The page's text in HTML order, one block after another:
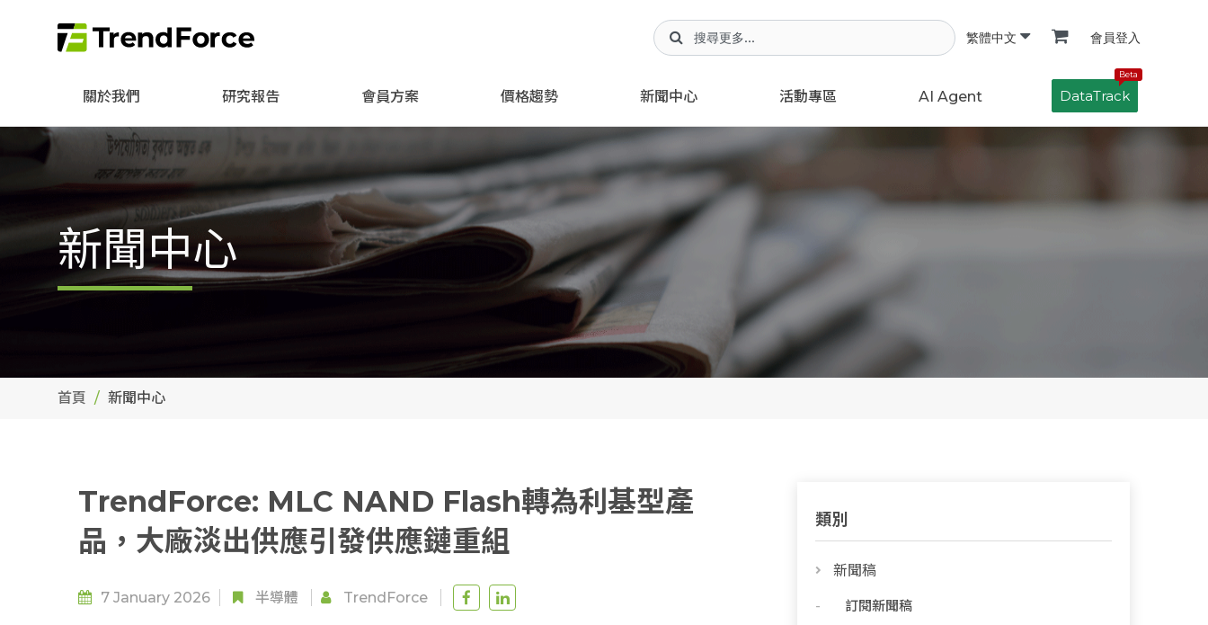
繁體中文 會員登入
關於我們 研究報告 會員方案 價格趨勢 新聞中心 活動專區 AI Agent
Beta
DataTrack
新聞中心
首頁 新聞中心
TrendForce: MLC NAND Flash轉為利基型產
品，大廠淡出供應引發供應鏈重組
7 January 2026 半導體 TrendForce
類別
新聞稿
訂閱新聞稿